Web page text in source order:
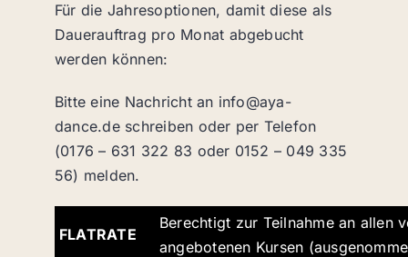
Für die Jahresoptionen, damit diese als
Dauerauftrag pro Monat abgebucht
werden können:
Bitte eine Nachricht an info@aya-
dance.de schreiben oder per Telefon
(0176 – 631 322 83 oder 0152 – 049 335
56) melden.
FLATRATE
Berechtigt zur Teilnahme an allen
angebotenen Kursen